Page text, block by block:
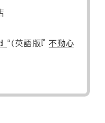
“(英語版『 不動心